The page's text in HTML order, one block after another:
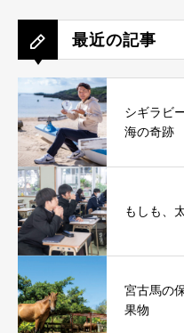
最近の記事
シギラビ
海の奇跡
もしも、
宮古馬の
果物